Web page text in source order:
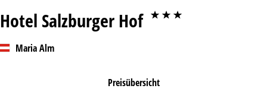
t
Hotel Salzburger Hof ***
Maria Alm
Preisübersicht